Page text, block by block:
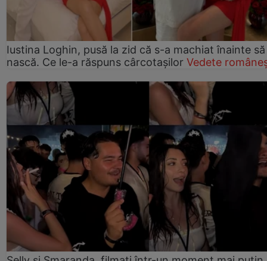
Iustina Loghin, pusă la zid că s-a machiat înainte să
nască. Ce le-a răspuns cârcotașilor Vedete